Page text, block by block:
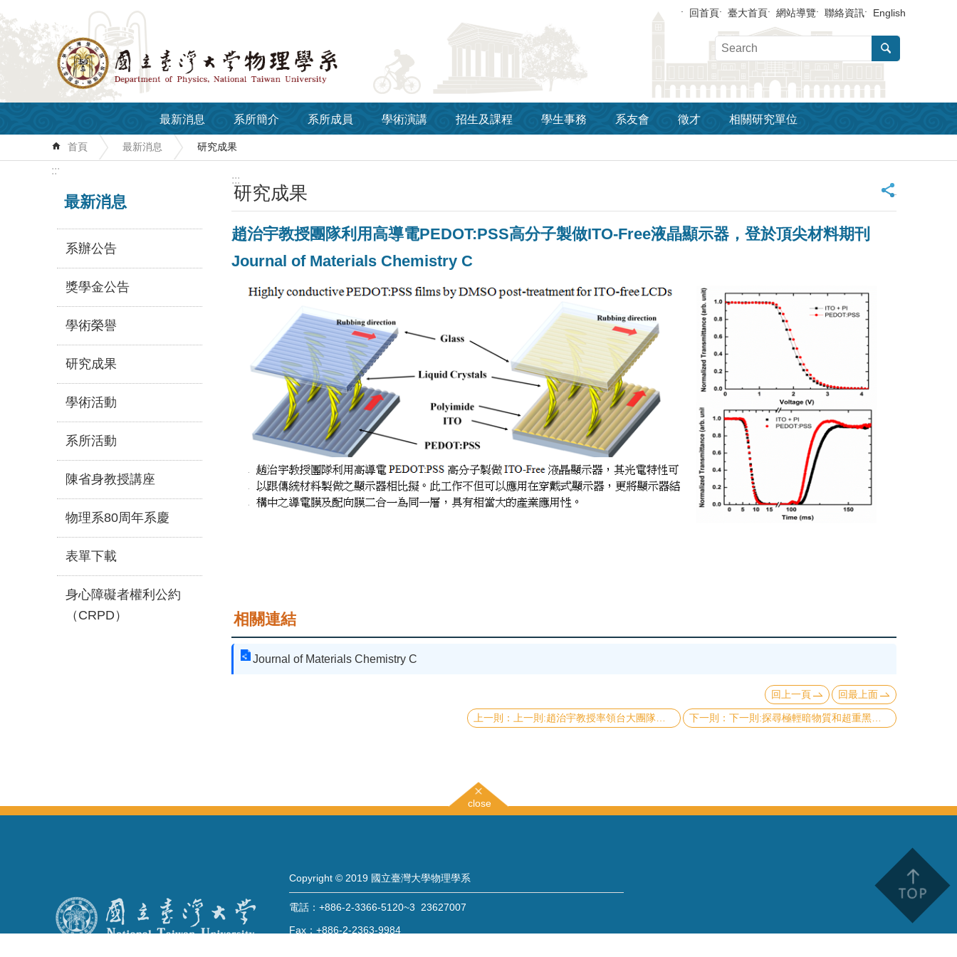
跳到主要內容區塊 回首頁 臺大首頁 網站導覽 聯絡資訊 English
最新消息 系所簡介 系所成員 學術演講 招生及課程 學生事務 系友會 徵才 相關研究單位
首頁 最新消息 研究成果
:::
最新消息
系辦公告
獎學金公告
學術榮譽
研究成果
學術活動
系所活動
陳省身教授講座
物理系80周年系慶
表單下載
身心障礙者權利公約
（CRPD）
:::
研究成果 _
趙治宇教授團隊利用高導電PEDOT:PSS高分子製做ITO-Free液晶顯示器，登於頂尖材料期刊
Journal of Materials Chemistry C
相關連結
Journal of Materials Chemistry C
回上一頁 回最上面
上一則:趙治宇教授率領台大團隊研究高攜氧血紅蛋白結構, 刊登於Nature雜誌的Scientific Reports, 可望對缺氧急性重症之醫療帶來新曙光 下一則:探尋極輕暗物質和超重黑洞新里程碑~天文所闕志鴻教授團隊類星體與暗物質關聯發表《物理評論快報》PRL期刊
close
Copyright © 2019 國立臺灣大學物理學系
電話：+886-2-3366-5120~3 23627007
Fax：+886-2-2363-9984